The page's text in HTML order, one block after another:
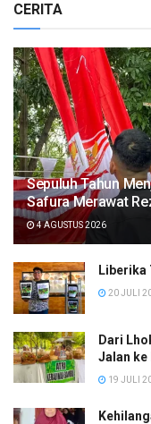
CERITA
Sepuluh Tahun
Safura Merawat
4 AGUSTUS 2026
Liberika
20 JULI
Dari
Jalan ke
19 JULI